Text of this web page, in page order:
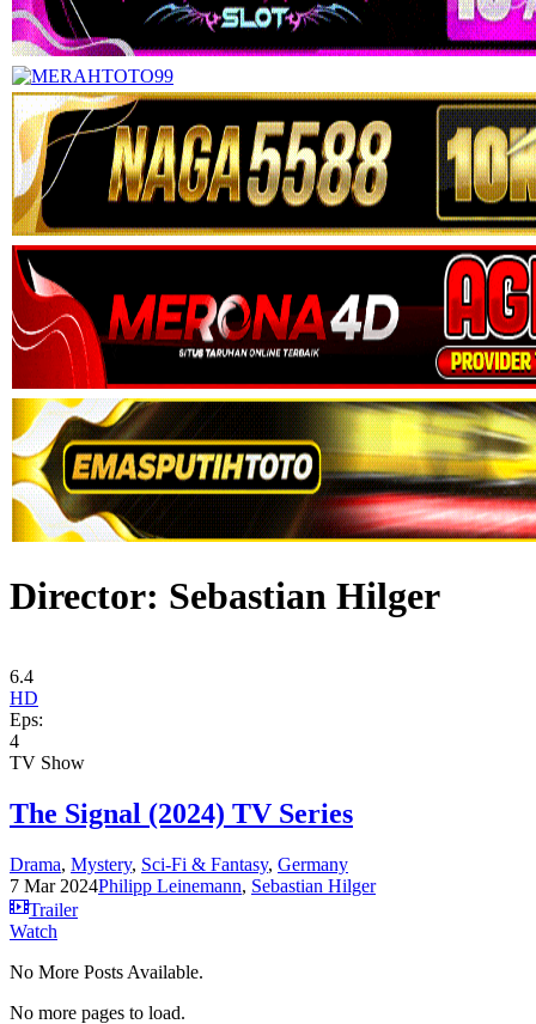
Director: Sebastian Hilger
6.4
HD
Eps:
4
TV Show
The Signal (2024) TV Series
Drama, Mystery, Sci-Fi & Fantasy, Germany
7 Mar 2024Philipp Leinemann, Sebastian Hilger
Trailer
Watch
No More Posts Available.
No more pages to load.